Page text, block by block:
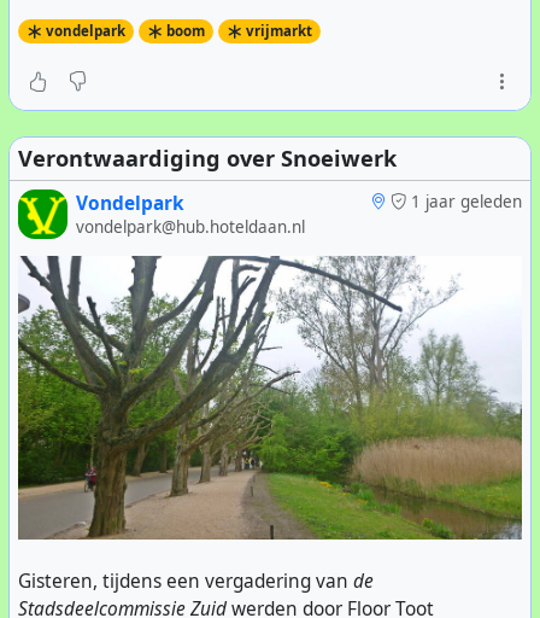
vondelpark boom vrijmarkt
Verontwaardiging over Snoeiwerk
1 jaar geleden
Vondelpark
vondelpark@hub.hoteldaan.nl
Gisteren, tijdens een vergadering van de
Stadsdeelcommissie Zuidwerden door Floor Toot